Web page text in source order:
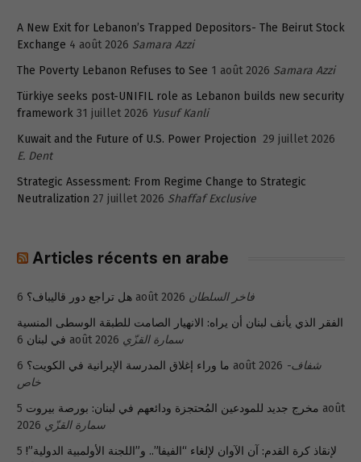
A New Exit for Lebanon’s Trapped Depositors- The Beirut Stock
Exchange 4 août 2026 Samara Azzi
The Poverty Lebanon Refuses to See 1 août 2026 Samara Azzi
Türkiye seeks post-UNIFIL role as Lebanon builds new security
framework 31 juillet 2026 Yusuf Kanli
Kuwait and the Future of U.S. Power Projection 29 juillet 2026
E. Dent
Strategic Assessment: From Regime Change to Strategic
Neutralization 27 juillet 2026 Shaffaf Exclusive
Articles récents en arabe
هل تراجع دور قاليباف؟ 6 août 2026 فاخر السلطان
الفقر الذي يأنف لبنان أن يراه: الانهيار الصامت للطبقة الوسطى المنسية
في لبنان 6 août 2026 سمارة القزّي
ما وراء إغلاق المدرسة الإيرانية في الكويت؟ 6 août 2026 شفاف-
خاص
مخرج جديد للمودعين المُحتجزة ودائعهم في لبنان: بورصة بيروت 5 août
2026 سمارة القزّي
لإنقاذ كرة القدم: آن الآوان لإلغاء “الفيفا”.. و”اللجنة الأولمبية الدولية”! 5